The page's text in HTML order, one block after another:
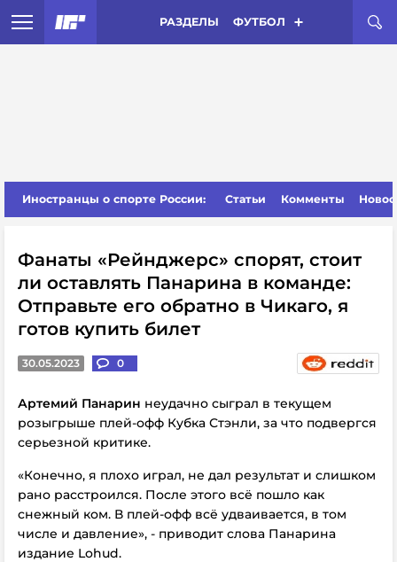
РАЗДЕЛЫ ФУТБОЛ
Иностранцы о спорте России: Статьи Комменты
Фанаты «Рейнджерс» спорят, стоит
ли оставлять Панарина в команде:
Отправьте его обратно в Чикаго, я
готов купить билет
30.05.2023 0
Артемий Панарин неудачно сыграл в текущем
розыгрыше плей-офф Кубка Стэнли, за что подвергся
серьезной критике.
«Конечно, я плохо играл, не дал результат и слишком
рано расстроился. После этого всё пошло как
снежный ком. В плей-офф всё удваивается, в том
числе и давление», - приводит слова Панарина
издание Lohud.